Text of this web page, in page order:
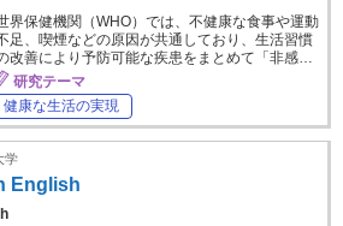
界保健機関（WHO）では、不健康な食事や運動
足、喫煙などの原因が共通しており、生活習慣
改善により予防可能な疾患をまとめて「非感…
研究テーマ
健康な生活の実現
学
English